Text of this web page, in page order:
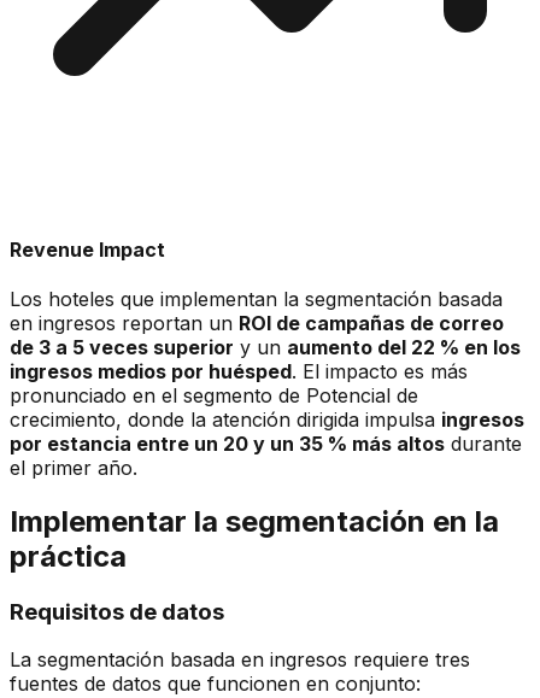
Revenue Impact
Los hoteles que implementan la segmentación basada
en ingresos reportan un ROI de campañas de correo
de 3 a 5 veces superior y un aumento del 22 % en los
ingresos medios por huésped. El impacto es más
pronunciado en el segmento de Potencial de
crecimiento, donde la atención dirigida impulsa ingresos
por estancia entre un 20 y un 35 % más altos durante
el primer año.
Implementar la segmentación en la
práctica
Requisitos de datos
La segmentación basada en ingresos requiere tres
fuentes de datos que funcionen en conjunto: